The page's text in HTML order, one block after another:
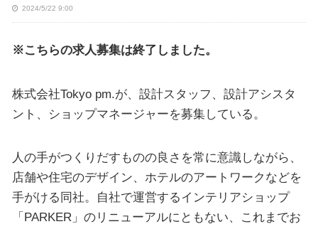
2024/5/22 9:00
※こちらの求人募集は終了しました。
株式会社Tokyo pm.が、設計スタッフ、設計アシスタ
ント、ショップマネージャーを募集している。
人の手がつくりだすものの良さを常に意識しながら、
店舗や住宅のデザイン、ホテルのアートワークなどを
手がける同社。自社で運営するインテリアショップ
「PARKER」のリニューアルにともない、これまでお